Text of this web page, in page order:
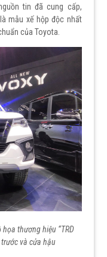
tin đã cung cấp,
mẫu xế hộp độc nhất
của Toyota.
thương hiệu “TRD
và cửa hậu